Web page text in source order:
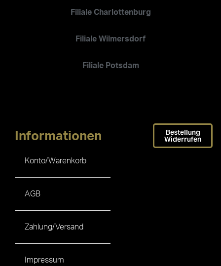
Filiale Charlottenburg
Filiale Wilmersdorf
Filiale Potsdam
Informationen
Konto/Warenkorb
AGB
Zahlung/Versand
Impressum
Bestellung
Widerrufen